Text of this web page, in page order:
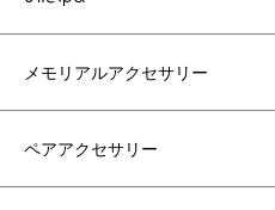
メモリアルアクセサリー
ペアアクセサリー